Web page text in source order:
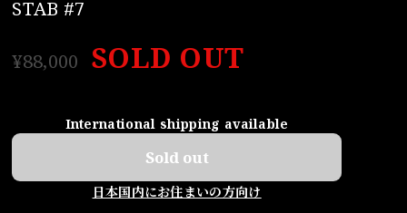
STAB #7
¥88,000 SOLD OUT
International shipping available
Sold out
日本国内にお住まいの方向け